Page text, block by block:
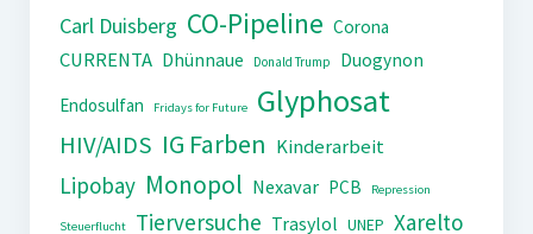
Carl Duisberg CO-Pipeline Corona
CURRENTA Dhünnaue Donald Trump
Duogynon
Endosulfan
Fridays for Future Glyphosat
HIV/AIDS IG Farben Kinderarbeit
Lipobay Monopol Nexavar PCB Repression
Steuerflucht Tierversuche Trasylol UNEP Xarelto